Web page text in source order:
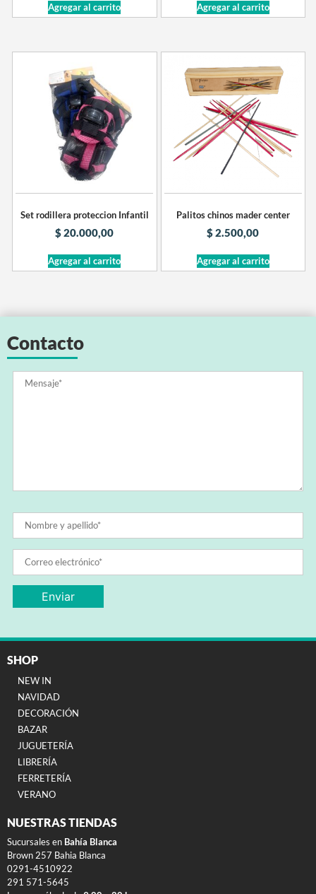
Agregar al carrito Agregar al carrito
Set rodillera proteccion Infantil
$20.000,00
Agregar al carrito
Palitos chinos mader center
$2.500,00
Agregar al carrito
Contacto
SHOP
NEW IN
NAVIDAD
DECORACIÓN
BAZAR
JUGUETERÍA
LIBRERÍA
FERRETERÍA
VERANO
NUESTRAS TIENDAS
Sucursales en Bahía Blanca
Brown 257 Bahia Blanca
0291-4510922
291 571-5645